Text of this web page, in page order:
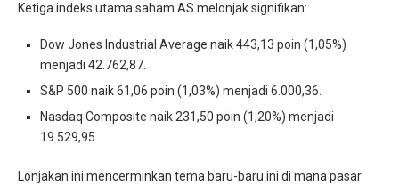
Ketiga indeks utama saham AS melonjak signifikan:
Dow Jones Industrial Average naik 443,13 poin (1,05%)
menjadi 42.762,87.
S&P 500 naik 61,06 poin (1,03%) menjadi 6.000,36.
Nasdaq Composite naik 231,50 poin (1,20%) menjadi
19.529,95.
Lonjakan ini mencerminkan tema baru-baru ini di mana pasar